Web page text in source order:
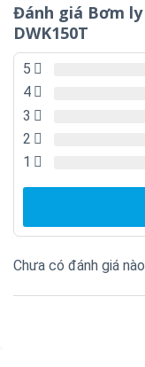
Đánh giá Bơm
DWK150T
5
4
3
2
1
Chưa có đánh giá